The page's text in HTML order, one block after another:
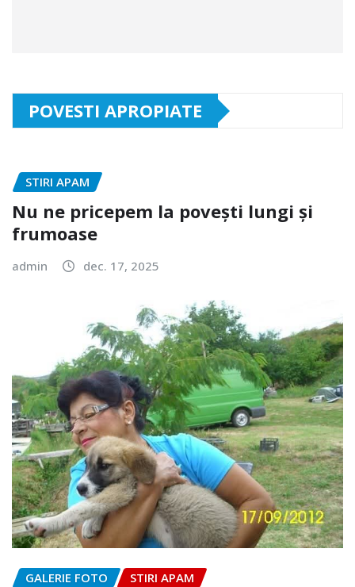
POVESTI APROPIATE
STIRI APAM
Nu ne pricepem la povești lungi și
frumoase
admin dec. 17, 2025
GALERIE FOTO STIRI APAM